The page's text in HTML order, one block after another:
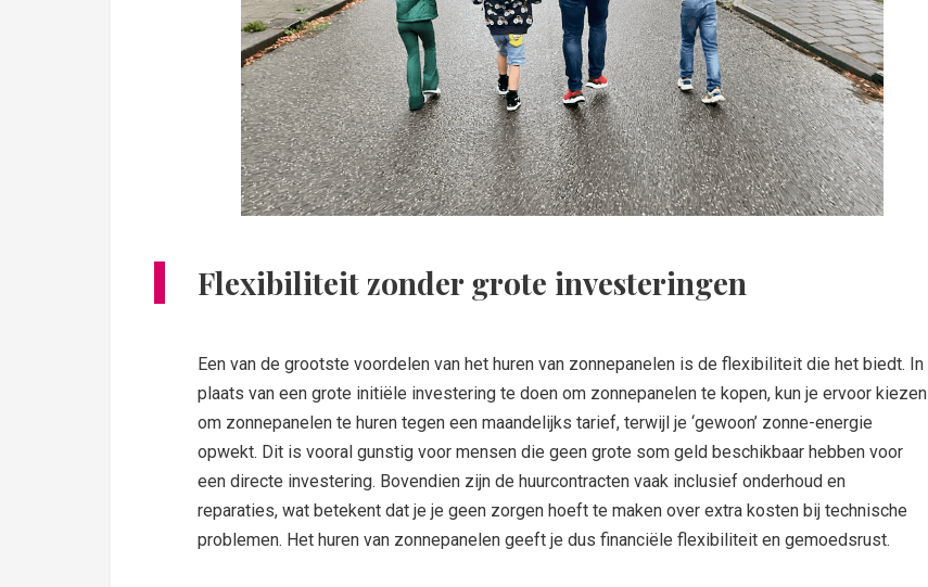
Flexibiliteit zonder grote investeringen
Een van de grootste voordelen van het huren van zonnepanelen is de flexibiliteit die het biedt. In
plaats van een grote initiële investering te doen om zonnepanelen te kopen, kun je ervoor kiezen
om zonnepanelen te huren tegen een maandelijks tarief, terwijl je ‘gewoon’ zonne-energie
opwekt. Dit is vooral gunstig voor mensen die geen grote som geld beschikbaar hebben voor
een directe investering. Bovendien zijn de huurcontracten vaak inclusief onderhoud en
reparaties, wat betekent dat je je geen zorgen hoeft te maken over extra kosten bij technische
problemen. Het huren van zonnepanelen geeft je dus financiële flexibiliteit en gemoedsrust.